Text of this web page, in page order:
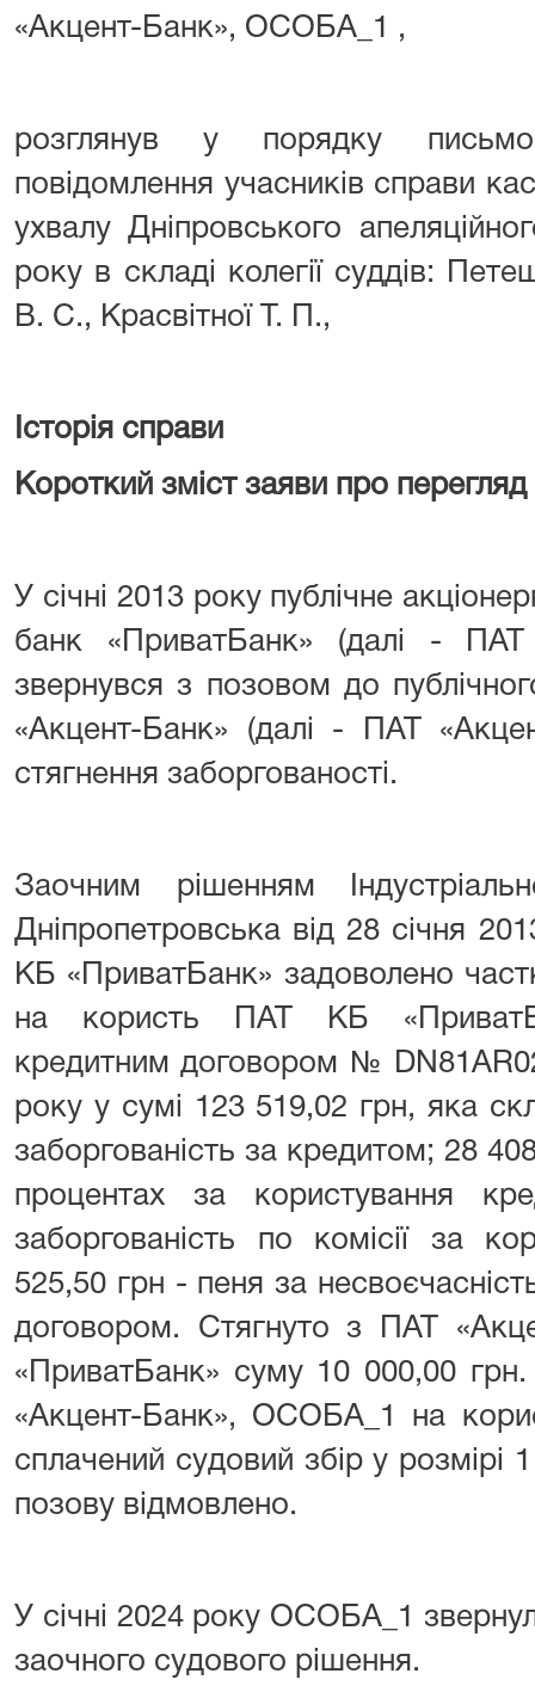
«Акцент-Банк», ОСОБА_1 ,
розглянув у порядку
повідомлення учасників справи
ухвалу Дніпровського
року в складі колегії суддів:
В. С., Красвітної Т. П.,
Історія справи
Короткий зміст заяви про
У січні 2013 року публічне
банк «ПриватБанк» (далі -
звернувся з позовом до
«Акцент-Банк» (далі - ПАТ
стягнення заборгованості.
Заочним рішенням
Дніпропетровська від 28 січня
КБ «ПриватБанк» задоволено
на користь ПАТ КБ
кредитним договором №
року у сумі 123 519,02 грн, яка
заборгованість за кредитом; 28
процентах за користування
заборгованість по комісії за
525,50 грн - пеня за
договором. Стягнуто з ПАТ
«ПриватБанк» суму 10 000,00
«Акцент-Банк», ОСОБА_1 на
сплачений судовий збір у розмірі
позову відмовлено.
У січні 2024 року ОСОБА_1
заочного судового рішення.